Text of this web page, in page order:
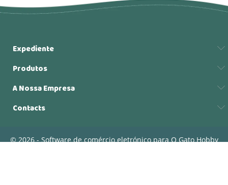
Expediente
Produtos
A Nossa Empresa
Contacts
© 2026 - Software de comércio eletrónico para O Gato Hobby